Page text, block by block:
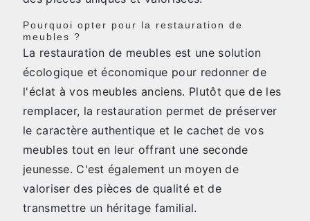
Pourquoi opter pour la restauration de
meubles ?
La restauration de meubles est une solution
écologique et économique pour redonner de
l'éclat à vos meubles anciens. Plutôt que de les
remplacer, la restauration permet de préserver
le caractère authentique et le cachet de vos
meubles tout en leur offrant une seconde
jeunesse. C'est également un moyen de
valoriser des pièces de qualité et de
transmettre un héritage familial.